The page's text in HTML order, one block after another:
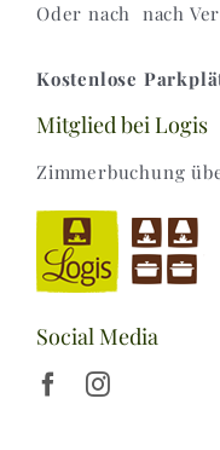
Oder nach nach
Kostenlose
Mitglied bei Logis
Zimmerbuchung
Social Media